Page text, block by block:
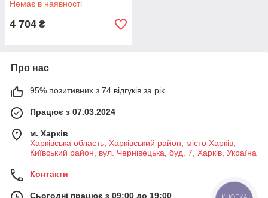
Немає в наявності
4 704 ₴
Про нас
95% позитивних з 74 відгуків за рік
Працює з 07.03.2024
м. Харків
Харківська область, Харківський район, місто Харків,
Київський район, вул. Чернівецька, буд. 7, Харків, Україна
Контакти
Сьогодні працює з 09:00 до 19:00